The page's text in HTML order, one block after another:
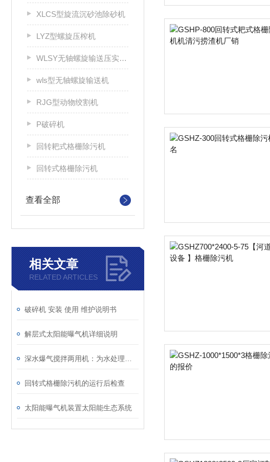
XLCS型旋流沉砂池除砂机
LYZ型螺旋压榨机
WLSY无轴螺旋输送压实一体机
wls型无轴螺旋输送机
RJG型动物绞割机
P破碎机
回转耙式格栅除污机
回转式格栅除污机
查看全部
相关文章
RELATED ARTICLES
破碎机 安装 使用 维护说明书
解层式太阳能曝气机详细说明
回转式格栅除污机的运行后检查
太阳能曝气机装置太阳能生态系统